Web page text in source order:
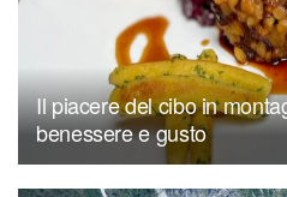
Il piacere del cibo in
benessere e gusto